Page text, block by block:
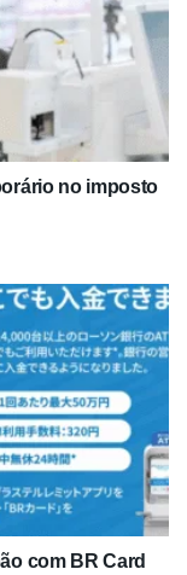
no imposto
com BR Card